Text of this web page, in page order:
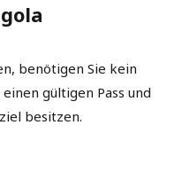
benötigen Sie kein
gültigen Pass und
besitzen.